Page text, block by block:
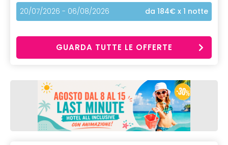
20/07/2026 - 06/08/2026
da 184€ x 1 notte
GUARDA TUTTE LE OFFERTE